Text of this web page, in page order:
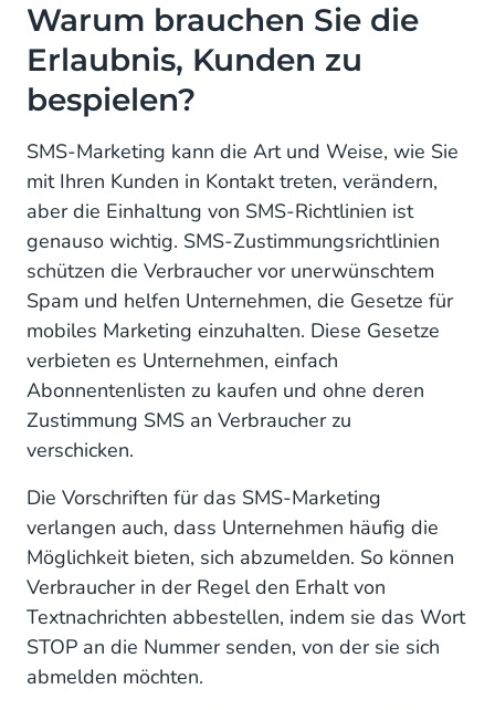
Warum brauchen Sie die
Erlaubnis, Kunden zu
bespielen?
SMS-Marketing kann die Art und Weise, wie Sie
mit Ihren Kunden in Kontakt treten, verändern,
aber die Einhaltung von SMS-Richtlinien ist
genauso wichtig. SMS-Zustimmungsrichtlinien
schützen die Verbraucher vor unerwünschtem
Spam und helfen Unternehmen, die Gesetze für
mobiles Marketing einzuhalten. Diese Gesetze
verbieten es Unternehmen, einfach
Abonnentenlisten zu kaufen und ohne deren
Zustimmung SMS an Verbraucher zu
verschicken.
Die Vorschriften für das SMS-Marketing
verlangen auch, dass Unternehmen häufig die
Möglichkeit bieten, sich abzumelden. So können
Verbraucher in der Regel den Erhalt von
Textnachrichten abbestellen, indem sie das Wort
STOP an die Nummer senden, von der sie sich
abmelden möchten.